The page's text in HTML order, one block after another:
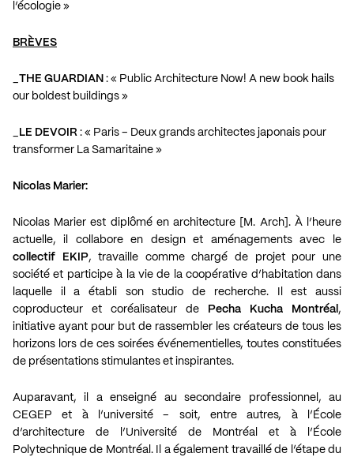
l’écologie »
BRÈVES
THE GUARDIAN : « Public Architecture Now! A new book hails
our boldest buildings »
LE DEVOIR : « Paris – Deux grands architectes japonais pour
transformer La Samaritaine »
Nicolas Marier:
Nicolas Marier est diplômé en architecture [M. Arch]. À l’heure
actuelle, il collabore en design et aménagements avec le
collectif EKIP, travaille comme chargé de projet pour une
société et participe à la vie de la coopérative d’habitation dans
laquelle il a établi son studio de recherche. Il est aussi
coproducteur et coréalisateur de
Pecha Kucha Montréal ,
initiative ayant pour but de rassembler les créateurs de tous les
horizons lors de ces soirées événementielles, toutes constituées
de présentations stimulantes et inspirantes.
Auparavant, il a enseigné au secondaire professionnel, au
CEGEP et à l’université – soit, entre autres, à l’École
d’architecture de l’Université de Montréal et à l’École
Polytechnique de Montréal. Il a également travaillé de l’étape du